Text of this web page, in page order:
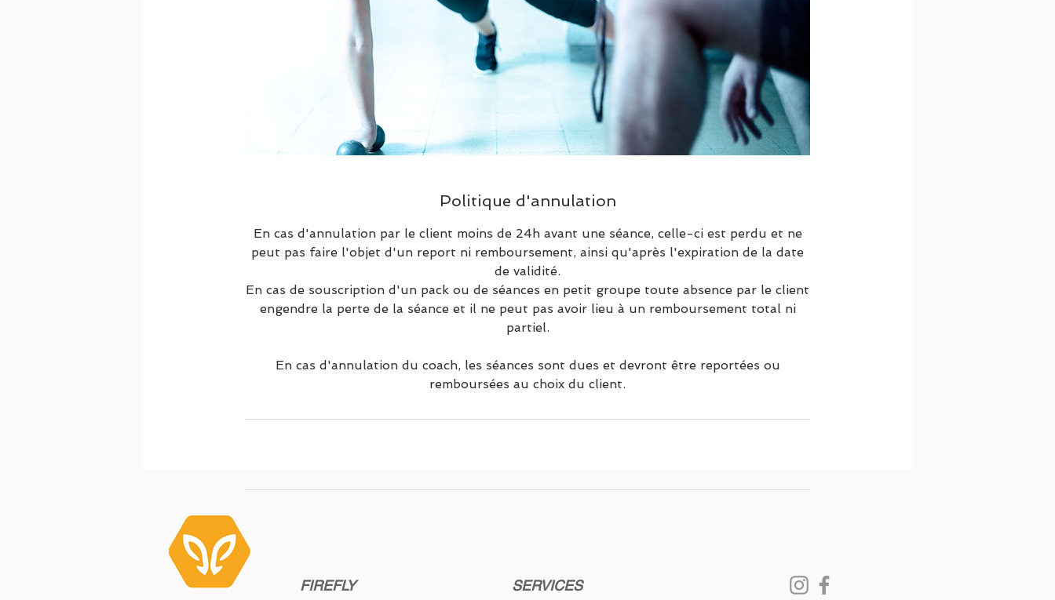
Politique d'annulation
En cas d'annulation par le client moins de 24h avant une séance, celle-ci est perdu et ne
peut pas faire l'objet d'un report ni remboursement, ainsi qu'après l'expiration de la date
de validité.
En cas de souscription d'un pack ou de séances en petit groupe toute absence par le client
engendre la perte de la séance et il ne peut pas avoir lieu à un remboursement total ni
partiel.
En cas d'annulation du coach, les séances sont dues et devront être reportées ou
remboursées au choix du client.
FIREFLY SERVICES